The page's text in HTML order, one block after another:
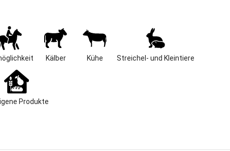
ist unser Bauernhof die Attraktion: Ziegen streicheln, Pony und
reiten, Hasen füttern – im Pferde- und Kleintierstall gibt es immer
sind nach Absprache mit Gruppen ab 20
möglich.
Kälber Kühe Streichel- und Kleintiere
Produkte